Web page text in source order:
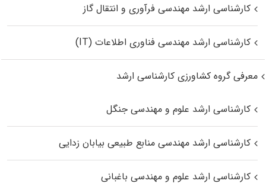
کارشناسی ارشد مهندسی فرآوری و انتقال گاز
کارشناسی ارشد مهندسی فناوری اطلاعات (IT)
معرفی گروه کشاورزی کارشناسی ارشد
کارشناسی ارشد علوم و مهندسی جنگل
کارشناسی ارشد مهندسی منابع طبیعی بیابان زدایی
کارشناسی ارشد علوم و مهندسی باغبانی